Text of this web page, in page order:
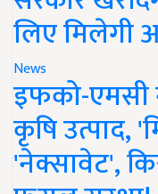
लिए मिलेगी
News
इफको-एमसी
कृषि उत्पाद,
'नेक्सावेट',